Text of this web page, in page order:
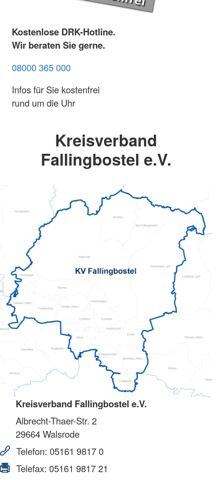
Kostenlose DRK-Hotline.
Wir beraten Sie gerne.
08000 365 000
Infos für Sie kostenfrei
rund um die Uhr
Kreisverband
Fallingbostel e.V.
Kreisverband Fallingbostel e.V.
Albrecht-Thaer-Str. 2
29664Walsrode
Telefon: 05161 9817 0
Telefax: 05161 9817 21